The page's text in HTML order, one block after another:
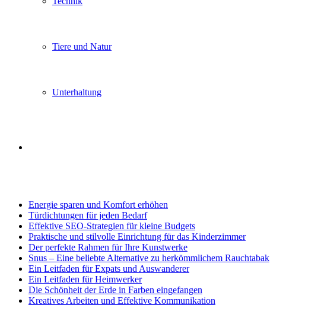
Tiere und Natur
Unterhaltung
Energie sparen und Komfort erhöhen
Türdichtungen für jeden Bedarf
Effektive SEO-Strategien für kleine Budgets
Praktische und stilvolle Einrichtung für das Kinderzimmer
Der perfekte Rahmen für Ihre Kunstwerke
Snus – Eine beliebte Alternative zu herkömmlichem Rauchtabak
Ein Leitfaden für Expats und Auswanderer
Ein Leitfaden für Heimwerker
Die Schönheit der Erde in Farben eingefangen
Kreatives Arbeiten und Effektive Kommunikation